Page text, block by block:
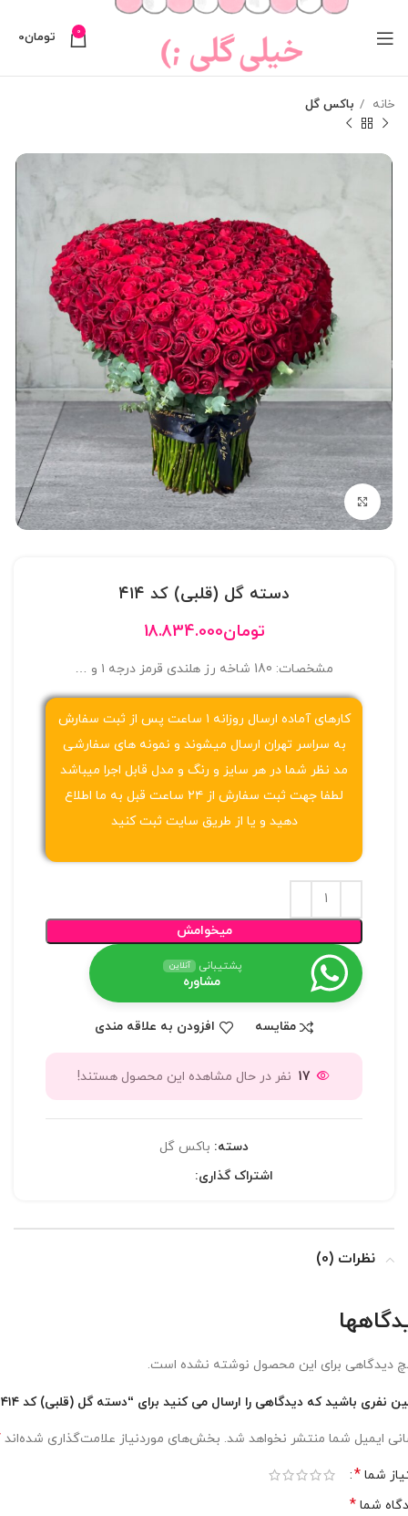
0 تومان0
خانه باکس گل
بزرگنمایی تصویر
دسته گل (قلبی) کد ۴۱۴
تومان18.834.000
مشخصات: 180 شاخه رز هلندی قرمز درجه ۱ و …
کارهای آماده ارسال روزانه ۱ ساعت پس از ثبت سفارش
به سراسر تهران ارسال میشوند و نمونه های سفارشی
مد نظر شما در هر سایز و رنگ و مدل قابل اجرا میباشد
لطفا جهت ثبت سفارش از ۲۴ ساعت قبل به ما اطلاع
دهید و یا از طریق سایت ثبت کنید
میخوامش
پشتیبانی آنلاین
مشاوره
مقایسه افزودن به علاقه مندی
17 نفر در حال مشاهده این محصول هستند!
دسته: باکس گل
اشتراک گذاری:
نظرات (0)
دیدگاهی برای این محصول نوشته نشده است.
نفری باشید که دیدگاهی را ارسال می کنید برای “دسته گل (قلبی) کد ۴۱۴”
ایمیل شما منتشر نخواهد شد. بخش‌های موردنیاز علامت‌گذاری شده‌اند
شما *
شما *